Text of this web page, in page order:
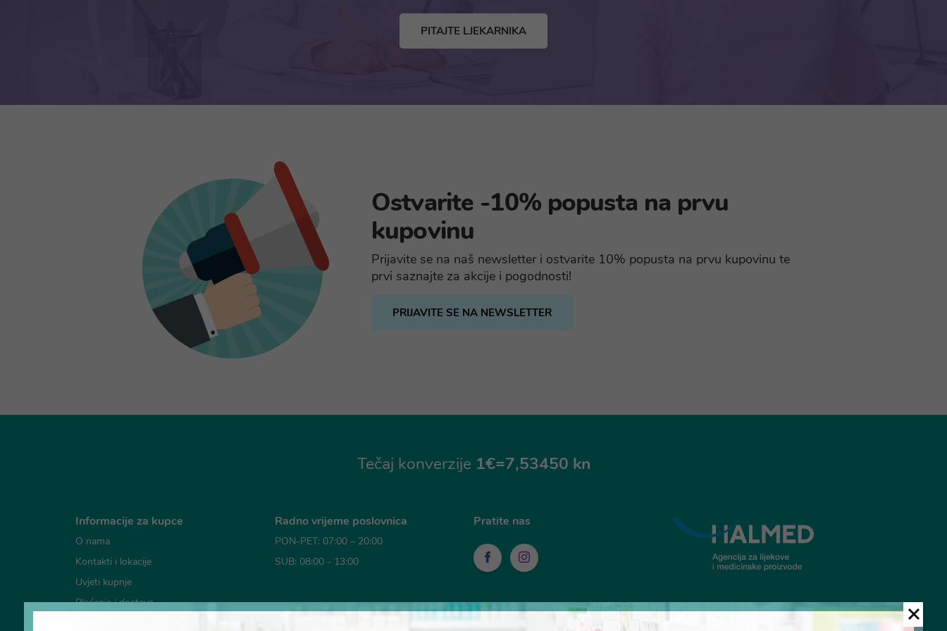
PITAJTE LJEKARNIKA
Ostvarite -10% popusta na prvu
kupovinu
Prijavite se na naš newsletter i ostvarite 10% popusta na prvu kupovinu te
prvi saznajte za akcije i pogodnosti!
PRIJAVITE SE NA NEWSLETTER
Tečaj konverzije 1€=7,53450 kn
Informacije za kupce
O nama
Kontakti i lokacije
Uvjeti kupnje
Plaćanje i dostava
Radno vrijeme poslovnica
PON-PET: 07:00 – 20:00
SUB: 08:00 - 13:00
Pratite nas
Mogućnosti plaćanja